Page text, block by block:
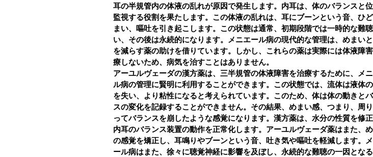
耳の半規管内の体液の乱れが原因で発生します。内耳は、体のバランスと
監視する役割を果たします。この体液の乱れは、耳にブーンという音、ひ
まい、嘔吐を引き起こします。この状態は通常、初期段階では一時的な難
い、その後は永続的になります。メニエール病の現代的な管理は、めまい
を減らす薬の助けを借りています。しかし、これらの薬は実際には体液障
療しないため、病気を治すことはありません。
アーユルヴェーダの漢方薬は、三半規管の体液障害を治療するために、メ
ル病の管理に賢明に利用することができます。この状態では、流体は液体
を失い、より粘性になると考えられています。このため、体は体の動きと
スの変化を記録することができません。その結果、めまい感、つまり、周
ってバランスを崩したような感覚になります。漢方薬は、水分の性質を修正
内耳のバランス装置の動作を正常化します。アーユルヴェーダ薬はまた、
の感覚を矯正し、耳鳴りやブーンという音、吐き気や嘔吐を軽減します。
ール病はまた、徐々に聴覚神経に影響を及ぼし、永続的な難聴の一因とな